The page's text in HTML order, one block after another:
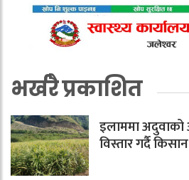
भर्खरै प्रकाशित
इलाममा
विस्तार गर्दै किसान